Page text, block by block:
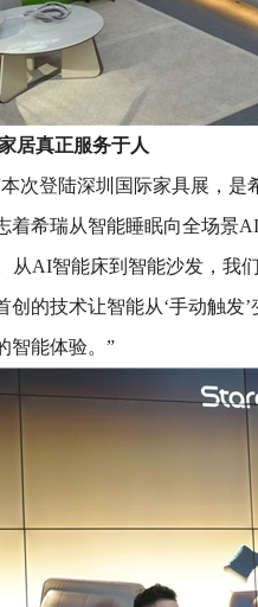
居真正服务于人
次登陆深圳国际家具展，是
着希瑞从智能睡眠向全场景
AI智能床到智能沙发，我
的技术让智能从‘手动触发’
智能体验。”